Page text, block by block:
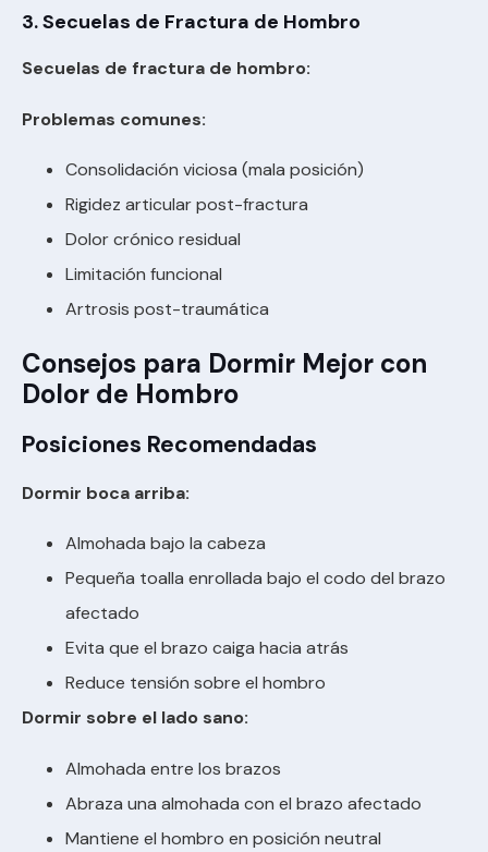
3. Secuelas de Fractura de Hombro
Secuelas de fractura de hombro:
Problemas comunes:
Consolidación viciosa (mala posición)
Rigidez articular post-fractura
Dolor crónico residual
Limitación funcional
Artrosis post-traumática
Consejos para Dormir Mejor con
Dolor de Hombro
Posiciones Recomendadas
Dormir boca arriba:
Almohada bajo la cabeza
Pequeña toalla enrollada bajo el codo del brazo
afectado
Evita que el brazo caiga hacia atrás
Reduce tensión sobre el hombro
Dormir sobre el lado sano:
Almohada entre los brazos
Abraza una almohada con el brazo afectado
Mantiene el hombro en posición neutral